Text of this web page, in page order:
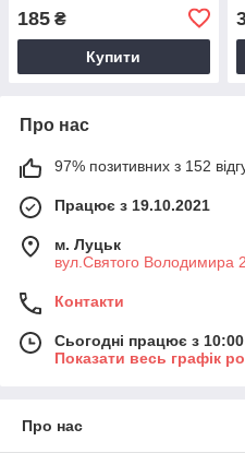
185 ₴
Купити
Про нас
97% позитивних з 152
Працює з 19.10.2021
м. Луцьк
вул.Святого Володимира
Контакти
Сьогодні працює з
Показати весь графік
Про нас